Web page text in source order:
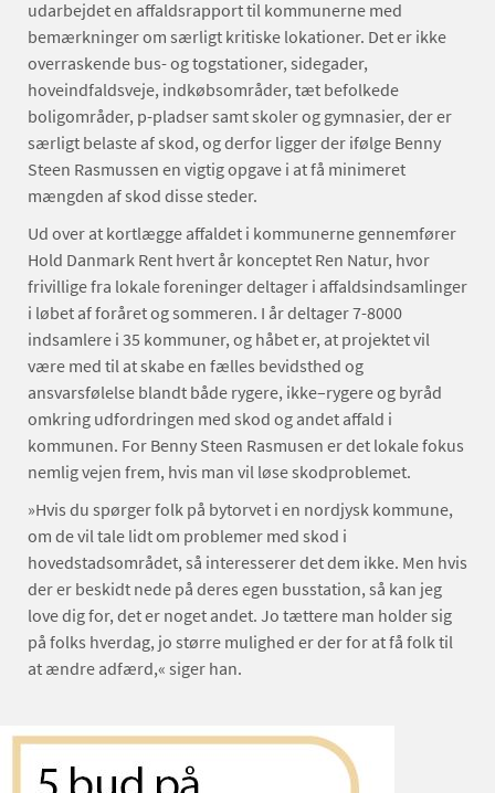
udarbejdet en affaldsrapport til kommunerne med
bemærkninger om særligt kritiske lokationer. Det er ikke
overraskende bus- og togstationer, sidegader,
hoveindfaldsveje, indkøbsområder, tæt befolkede
boligområder, p-pladser samt skoler og gymnasier, der er
særligt belaste af skod, og derfor ligger der ifølge Benny
Steen Rasmussen en vigtig opgave i at få minimeret
mængden af skod disse steder.
Ud over at kortlægge affaldet i kommunerne gennemfører
Hold Danmark Rent hvert år konceptet Ren Natur, hvor
frivillige fra lokale foreninger deltager i affaldsindsamlinger
i løbet af foråret og sommeren. I år deltager 7-8000
indsamlere i 35 kommuner, og håbet er, at projektet vil
være med til at skabe en fælles bevidsthed og
ansvarsfølelse blandt både rygere, ikke–rygere og byråd
omkring udfordringen med skod og andet affald i
kommunen. For Benny Steen Rasmusen er det lokale fokus
nemlig vejen frem, hvis man vil løse skodproblemet.
»Hvis du spørger folk på bytorvet i en nordjysk kommune,
om de vil tale lidt om problemer med skod i
hovedstadsområdet, så interesserer det dem ikke. Men hvis
der er beskidt nede på deres egen busstation, så kan jeg
love dig for, det er noget andet. Jo tættere man holder sig
på folks hverdag, jo større mulighed er der for at få folk til
at ændre adfærd,« siger han.